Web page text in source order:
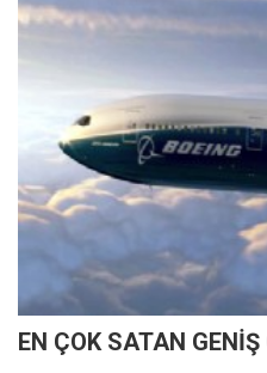
EN ÇOK SATAN